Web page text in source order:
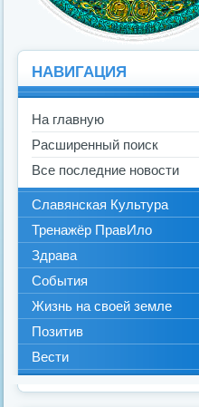
НАВИГАЦИЯ
На главную
Расширенный поиск
Все последние новости
Славянская Культура
Тренажёр ПравИло
Здрава
События
Жизнь на своей земле
Позитив
Вести